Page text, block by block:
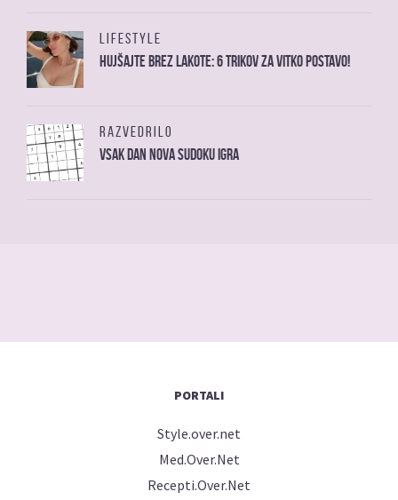
LIFESTYLE
Hujšajte brez lakote: 6 trikov za vitko postavo!
RAZVEDRILO
Vsak dan nova sudoku igra
PORTALI
Style.over.net
Med.Over.Net
Recepti.Over.Net